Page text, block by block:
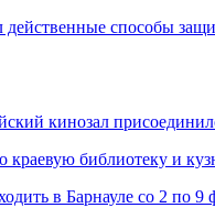
действенные способы
кинозал
краевую библиотеку и
в Барнауле со 2 по 9